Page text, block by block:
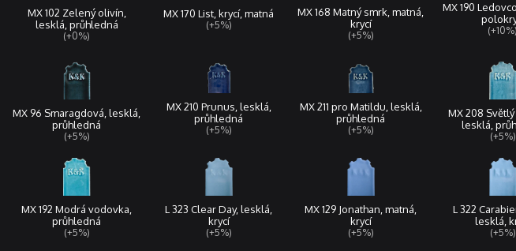
MX 102 Zelený olivín,
lesklá, průhledná
(+0%)
MX 170 List, krycí, matná
(+5%)
MX 168 Matný smrk, matná,
krycí
(+5%)
MX 190
(+10%)
MX 96 Smaragdová, lesklá,
průhledná
(+5%)
MX 210 Prunus, lesklá,
průhledná
(+5%)
MX 211 pro Matildu, lesklá,
průhledná
(+5%)
MX 208
lesklá,
(+5%)
MX 192 Modrá vodovka,
průhledná
(+5%)
L 323 Clear Day, lesklá,
krycí
(+5%)
MX 129 Jonathan, matná,
krycí
(+5%)
L 322
lesklá,
(+5%)